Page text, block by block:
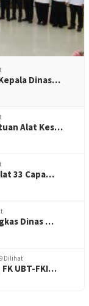
Dinas…
Alat Kes…
33 Capa…
Dinas …
Dilihat
FK UBT-FKI…